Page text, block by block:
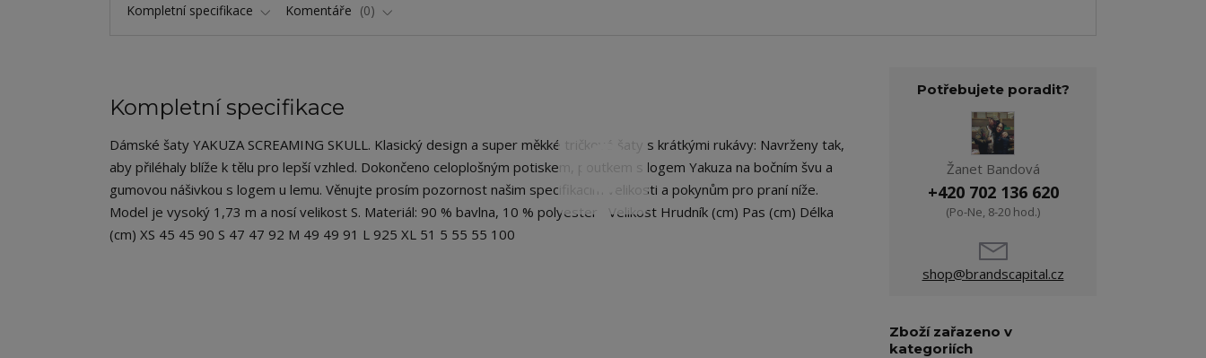
Kompletní specifikace Komentáře 0
Kompletní specifikace
Dámské šaty YAKUZA SCREAMING SKULL. Klasický design a super měkké tričkové šaty s krátkými rukávy: Navrženy tak,
aby přiléhaly blíže k tělu pro lepší vzhled. Dokončeno celoplošným potiskem, poutkem s logem Yakuza na bočním švu a
gumovou nášivkou s logem u lemu. Věnujte prosím pozornost našim specifikacím velikosti a pokynům pro praní níže.
Model je vysoký 1,73 m a nosí velikost S. Materiál: 90 % bavlna, 10 % polyester Velikost Hrudník (cm) Pas (cm) Délka
(cm) XS 45 45 90 S 47 47 92 M 49 49 91 L 925 XL 51 5 55 55 100
Potřebujete poradit?
Žanet Bandová
+420 702 136 620
(Po-Ne, 8-20 hod.)
shop@brandscapital.cz
Zboží zařazeno v
kategoriích